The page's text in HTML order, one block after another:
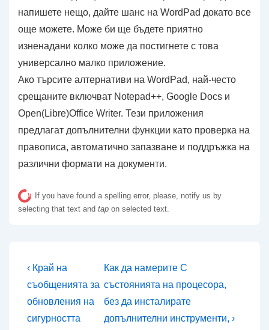
напишете нещо, дайте шанс на WordPad докато все
още можете. Може би ще бъдете приятно
изненадани колко може да постигнете с това
универсално малко приложение.
Ако търсите алтернативи на WordPad, най-често
срещаните включват Notepad++, Google Docs и
Open(Libre)Office Writer. Тези приложения
предлагат допълнителни функции като проверка на
правописа, автоматично запазване и поддръжка на
различни формати на документи.
If you have found a spelling error, please, notify us by
selecting that text and tap on selected text.
Навигация
Предишна
публикация
е
‹ Край на
съобщенията за
обновления на
сигурността
Следваща
публикация
е
Как да намерите C
състоянията на процесора,
без да инсталирате
допълнителни инструменти, ›